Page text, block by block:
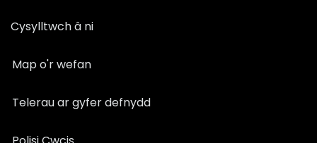
Cysylltwch â ni
Map o'r wefan
Telerau ar gyfer defnydd